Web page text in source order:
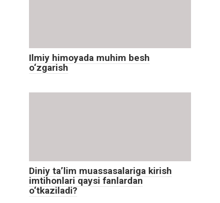
Ilmiy himoyada muhim besh
o‘zgarish
Diniy ta’lim muassasalariga kirish
imtihonlari qaysi fanlardan
o‘tkaziladi?